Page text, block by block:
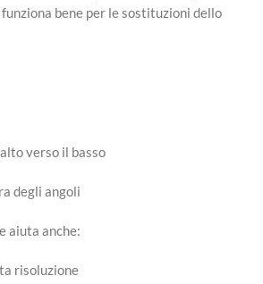
bene per le sostituzioni dello
verso il basso
degli angoli
aiuta anche:
risoluzione